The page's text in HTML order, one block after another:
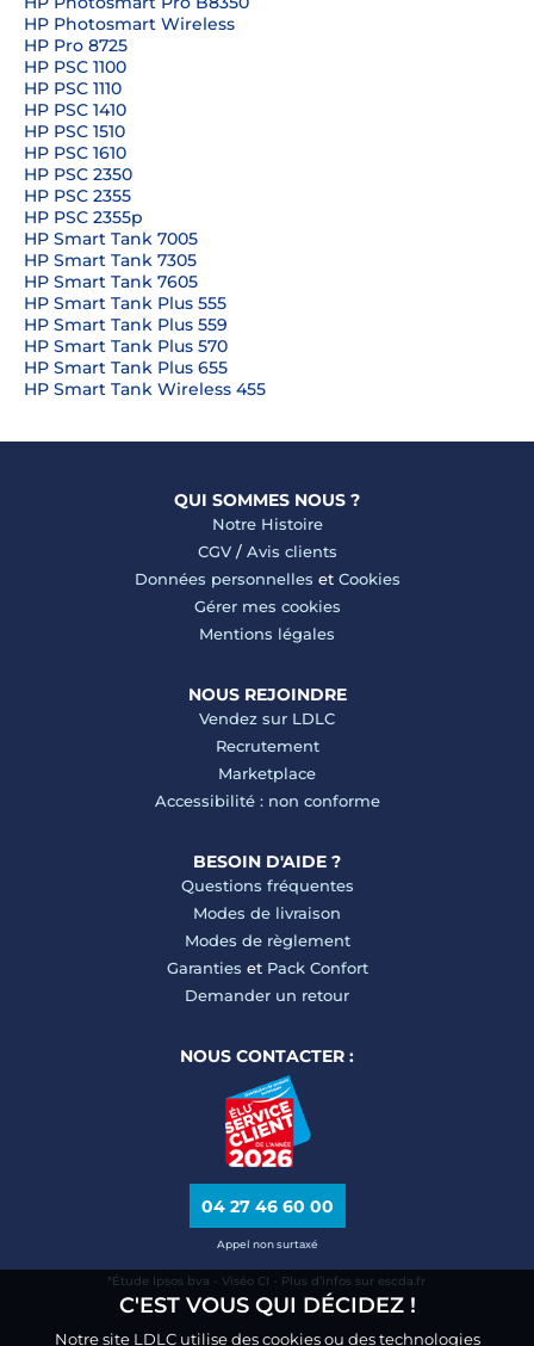
HP Photosmart Wireless
HP Pro 8725
HP PSC 1100
HP PSC 1110
HP PSC 1410
HP PSC 1510
HP PSC 1610
HP PSC 2350
HP PSC 2355
HP PSC 2355p
HP Smart Tank 7005
HP Smart Tank 7305
HP Smart Tank 7605
HP Smart Tank Plus 555
HP Smart Tank Plus 559
HP Smart Tank Plus 570
HP Smart Tank Plus 655
HP Smart Tank Wireless 455
QUI SOMMES NOUS ?
Notre Histoire
CGV/ Avis clients
Données personnelles et Cookies
Gérer mes cookies
Mentions légales
NOUS REJOINDRE
Vendez sur LDLC
Recrutement
Marketplace
Accessibilité : non conforme
BESOIN D'AIDE ?
Questions fréquentes
Modes de livraison
Modes de règlement
Garanties et Pack Confort
Demander un retour
NOUS CONTACTER :
04 27 46 60 00
Appel non surtaxé
*Étude Ipsos bva - Viséo CI - Plus d’infos sur escda.fr
C'EST VOUS QUI DÉCIDEZ !
Notre site LDLC utilise des cookies ou des technologies